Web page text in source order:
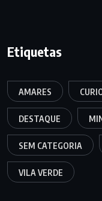
Etiquetas
AMARES
DESTAQUE
SEM CATEGORIA
VILA VERDE